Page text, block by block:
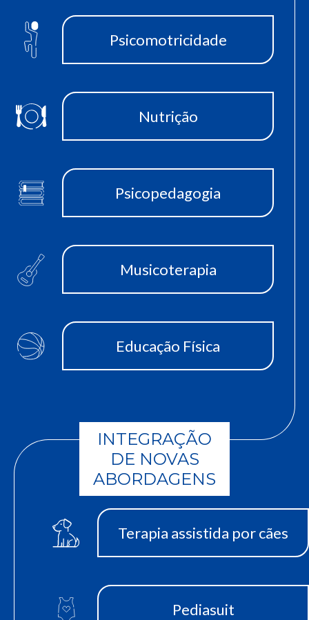
Psicomotricidade
Nutrição
Psicopedagogia
Musicoterapia
Educação Física
INTEGRAÇÃO
DE NOVAS
ABORDAGENS
Terapia assistida por cães
Pediasuit